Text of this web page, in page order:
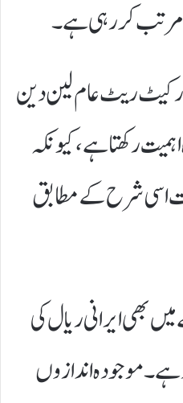
کر رہی ہے۔
ریٹ عام لین دین
رکھتا ہے، کیونکہ
اسی شرح کے مطابق
بھی ایرانی ریال کی
ہے۔ موجودہ اندازوں